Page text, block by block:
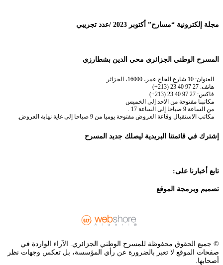
مجلة إلكترونية “مسارح” أكتوبر 2023 /عدد تجريبي
المسرح الوطني الجزائري محي الدين بشطارزي
العنوان: 10 شارع الحاج عمر، 16000، الجزائر
هاتف: 27 97 40 23 (213+)
فاكس: 27 97 40 23 (213+)
مكاتبنا مفتوحة من الاحد إلى الخميس
من الساعة 9 صباحا إلى الساعة 17 .
مكاتب الاستقبال وقاعة العروض مفتوحة يوميا من 9 صباحا إلى غاية نهاية العروض.
إشترك في قائمتنا البريدية ليصلك جديد المسرح
تابع أخبارنا على:
تصميم وبرمجة الموقع
© جميع الحقوق محفوظة للمسرح الوطني الجزائري. الآراء الواردة في
صفحات الموقع لا تعبر بالضرورة عن رأي المؤسسة، بل تعكس وجهات نظر
أصحابها.